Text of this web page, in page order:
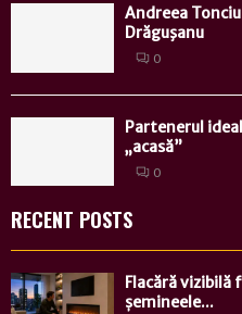
Andreea
Drăguşanu
0
Partenerul
„acasă”
0
RECENT POSTS
Flacără vizibilă
șemineele...